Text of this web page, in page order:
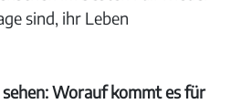
sind, ihr Leben
Worauf kommt es für